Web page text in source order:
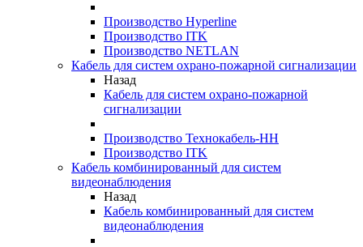
Производство Hyperline
Производство ITK
Производство NETLAN
Кабель для систем охрано-пожарной сигнализации
Назад
Кабель для систем охрано-пожарной
сигнализации
Производство Технокабель-НН
Производство ITK
Кабель комбинированный для систем
видеонаблюдения
Назад
Кабель комбинированный для систем
видеонаблюдения